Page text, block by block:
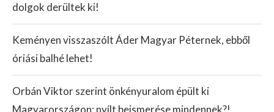
dolgok derültek ki!
Keményen visszaszólt Áder Magyar Péternek, ebből
óriási balhé lehet!
Orbán Viktor szerint önkényuralom épült ki